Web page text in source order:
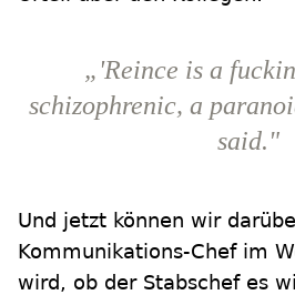
„'Reince is a
schizophrenic, a
said."
Und jetzt können wir
Kommunikations-Chef im
wird, ob der Stabschef es